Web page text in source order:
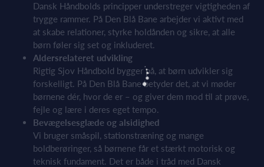
Dansk Håndbolds principper understreger vigtigheden af
trygge rammer. På Den Blå Bane arbejder vi aktivt med
at skabe relationer, styrke holdånden og sikre, at alle
børn føler sig set og inkluderet.
Aldersrelateret udvikling
Rigtig Sjov Håndbold bygger på, at børn udvikler sig
forskelligt. På Den Blå Bane betyder det, at vi møder
børnene dér, hvor de er – og giver dem mod til at prøve,
fejle og lære i deres eget tempo.
Bevægelsesglæde og alsidighed
Vi bruger småspil, stationstræning og mange
boldberøringer, så børnene får et stærkt motorisk og
teknisk fundament. Det er både i tråd med Dansk